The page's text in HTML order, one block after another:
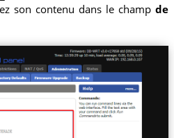
son contenu dans le champde